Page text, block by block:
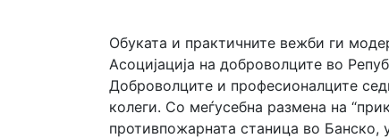
Обуката и практичните вежби ги
Асоцијација на доброволците во
Доброволците и професионалците
колеги. Со меѓусебна размена на
противпожарната станица во